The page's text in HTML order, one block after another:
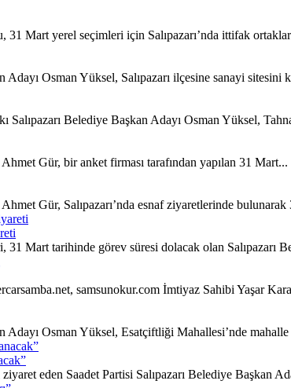
Mart yerel seçimleri için Salıpazarı’nda ittifak
Osman Yüksel, Salıpazarı ilçesine sanayi sitesini
Salıpazarı Belediye Başkan Adayı Osman Yüksel,
Gür, bir anket firması tarafından yapılan 31 Mart...
Gür, Salıpazarı’nda esnaf ziyaretlerinde
31 Mart tarihinde görev süresi dolacak olan Salıpazarı
samsunokur.com İmtiyaz Sahibi Yaşar
Osman Yüksel, Esatçiftliği Mahallesi’nde mahalle
eden Saadet Partisi Salıpazarı Belediye Başkan